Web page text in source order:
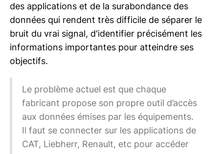
des applications et de la surabondance des
données qui rendent très difficile de séparer le
bruit du vrai signal, d'identifier précisément les
informations importantes pour atteindre ses
objectifs.
Le problème actuel est que chaque
fabricant propose son propre outil d’accès
aux données émises par les équipements.
Il faut se connecter sur les applications de
CAT, Liebherr, Renault, etc pour accéder